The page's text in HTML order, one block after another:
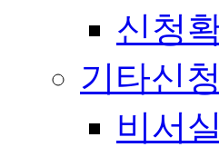
신청
기타신
비서